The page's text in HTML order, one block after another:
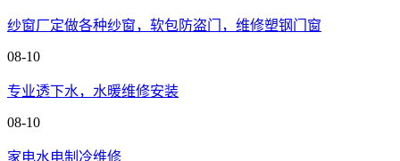
纱窗厂定做各种纱窗，软包防盗门，维修塑钢门窗
08-10
专业透下水，水暖维修安装
08-10
家电水电制冷维修